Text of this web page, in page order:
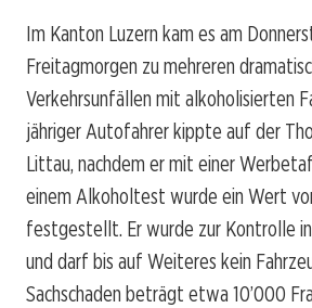
Im Kanton Luzern kam es am
Freitagmorgen zu mehreren
Verkehrsunfällen mit alkoholisierten
jähriger Autofahrer kippte auf der
Littau, nachdem er mit einer
einem Alkoholtest wurde ein Wert
festgestellt. Er wurde zur Kontrolle
und darf bis auf Weiteres kein
Sachschaden beträgt etwa 10’000